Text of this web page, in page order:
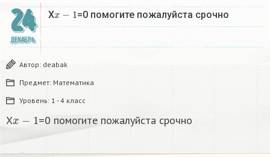
24
ДЕКАБРЬ
Xx−1 =0 помогите пожалуйста срочно
Автор: deabak
Предмет: Математика
Уровень: 1 - 4 класс
X =0 помогите пожалуйста срочно